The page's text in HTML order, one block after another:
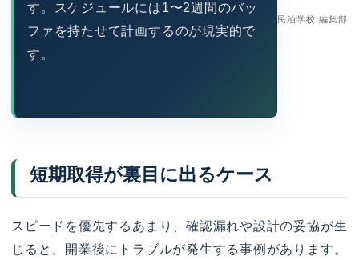
民泊学校 編集部
す。スケジュールには1〜2週間のバッ
ファを持たせて計画するのが現実的で
す。
短期取得が裏目に出るケース
スピードを優先するあまり、確認漏れや設計の妥協が生
じると、開業後にトラブルが発生する事例があります。